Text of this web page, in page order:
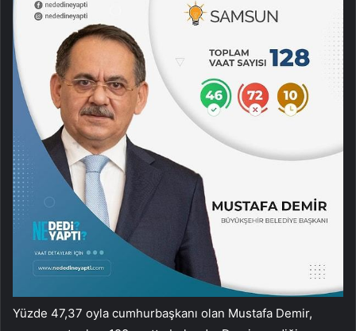
Yüzde 47,37 oyla cumhurbaşkanı olan Mustafa Demir,